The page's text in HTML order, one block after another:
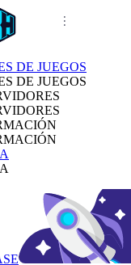
DE JUEGOS
DE JUEGOS